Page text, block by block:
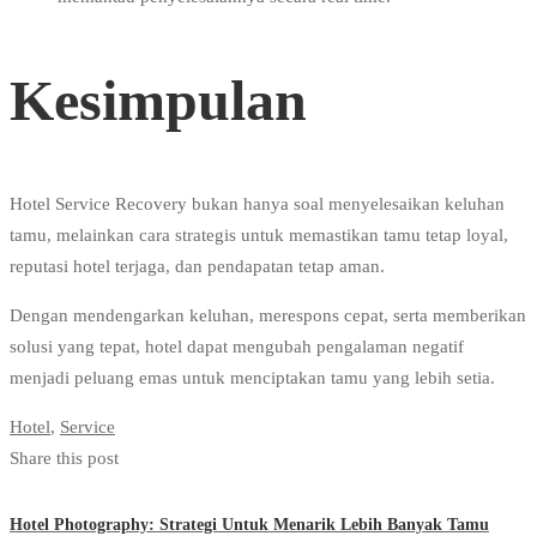
Kesimpulan
Hotel Service Recovery bukan hanya soal menyelesaikan keluhan
tamu, melainkan cara strategis untuk memastikan tamu tetap loyal,
reputasi hotel terjaga, dan pendapatan tetap aman.
Dengan mendengarkan keluhan, merespons cepat, serta memberikan
solusi yang tepat, hotel dapat mengubah pengalaman negatif
menjadi peluang emas untuk menciptakan tamu yang lebih setia.
Hotel, Service
Share this post
Hotel Photography: Strategi Untuk Menarik Lebih Banyak Tamu